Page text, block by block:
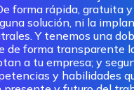
forma rápida, gratuita
solución, ni la
Y tenemos una
de forma transparente
a tu empresa; y
y habilidades